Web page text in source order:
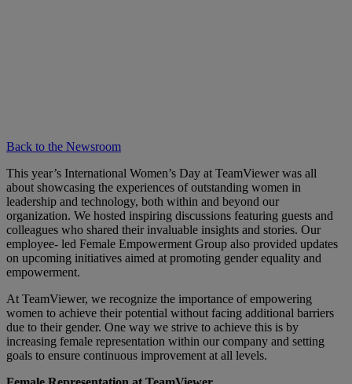
Back to the Newsroom
This year’s International Women’s Day at TeamViewer was all
about showcasing the experiences of outstanding women in
leadership and technology, both within and beyond our
organization. We hosted inspiring discussions featuring guests and
colleagues who shared their invaluable insights and stories. Our
employee- led Female Empowerment Group also provided updates
on upcoming initiatives aimed at promoting gender equality and
empowerment.
At TeamViewer, we recognize the importance of empowering
women to achieve their potential without facing additional barriers
due to their gender. One way we strive to achieve this is by
increasing female representation within our company and setting
goals to ensure continuous improvement at all levels.